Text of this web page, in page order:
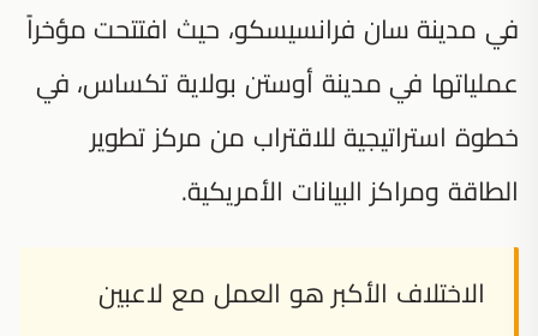
في مدينة سان فرانسيسكو، حيث افتتحت مؤخراً
عملياتها في مدينة أوستن بولاية تكساس، في
خطوة استراتيجية للاقتراب من مركز تطوير
الطاقة ومراكز البيانات الأمريكية.
الاختلاف الأكبر هو العمل مع لاعبين